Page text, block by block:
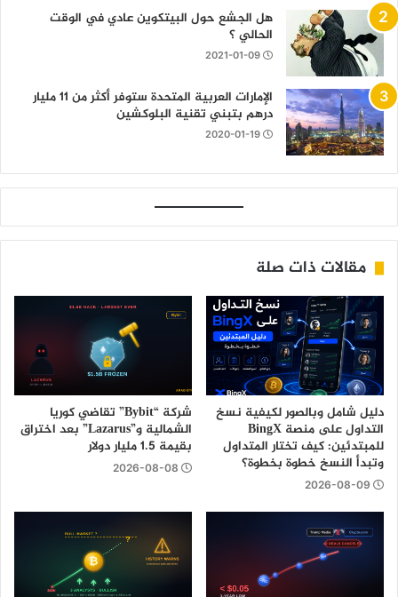
هل الجشع حول البيتكوين عادي في الوقت
الحالي ؟
2021-01-09
الإمارات العربية المتحدة ستوفر أكثر من 11 مليار
درهم بتبني تقنية البلوكشين
2020-01-19
مقالات ذات صلة
دليل شامل وبالصور لكيفية نسخ
التداول على منصة BingX
للمبتدئين: كيف تختار المتداول
وتبدأ النسخ خطوة بخطوة؟
2026-08-09
شركة “Bybit” تقاضي كوريا
الشمالية و”Lazarus” بعد اختراق
بقيمة 1.5 مليار دولار
2026-08-08